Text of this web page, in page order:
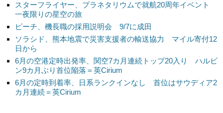
スターフライヤー、プラネタリウムで就航20周年イベント
一夜限りの星空の旅
ピーチ、機長職の採用説明会 9/7に成田
ソラシド、熊本地震で災害支援者の輸送協力 マイル寄付12
日から
6月の空港定時出発率、関空7カ月連続トップ20入り ハルビ
ン9カ月ぶり首位陥落＝英Cirium
6月の定時到着率、日系ランクインなし 首位はサウディア2
カ月連続＝英Cirium